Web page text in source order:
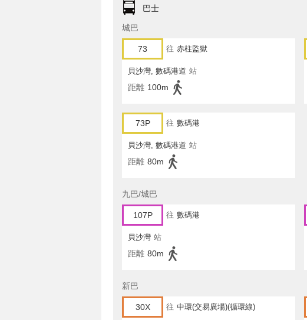
巴士
城巴
73 往 赤柱監獄
貝沙灣, 數碼港道 站
距離 100m
73P 往 數碼港
貝沙灣, 數碼港道 站
距離 80m
九巴/城巴
107P 往 數碼港
貝沙灣 站
距離 80m
新巴
30X 往 中環(交易廣場)(循環線)